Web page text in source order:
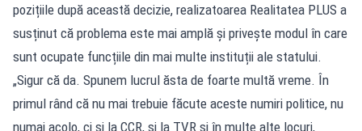
pozițiile după această decizie, realizatoarea Realitatea PLUS a
susținut că problema este mai amplă și privește modul în care
sunt ocupate funcțiile din mai multe instituții ale statului.
„Sigur că da. Spunem lucrul ăsta de foarte multă vreme. În
primul rând că nu mai trebuie făcute aceste numiri politice, nu
numai acolo, ci și la CCR, și la TVR și în multe alte locuri,